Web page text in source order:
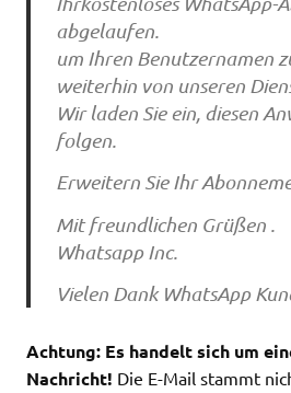
abgelaufen.
um Ihren Benutzernamen
weiterhin von unseren
Wir laden Sie ein, diesen
folgen.
Erweitern Sie Ihr
Mit freundlichen Grüßen .
Whatsapp Inc.
Vielen Dank WhatsApp
Achtung: Es handelt sich um
Nachricht! Die E-Mail stammt